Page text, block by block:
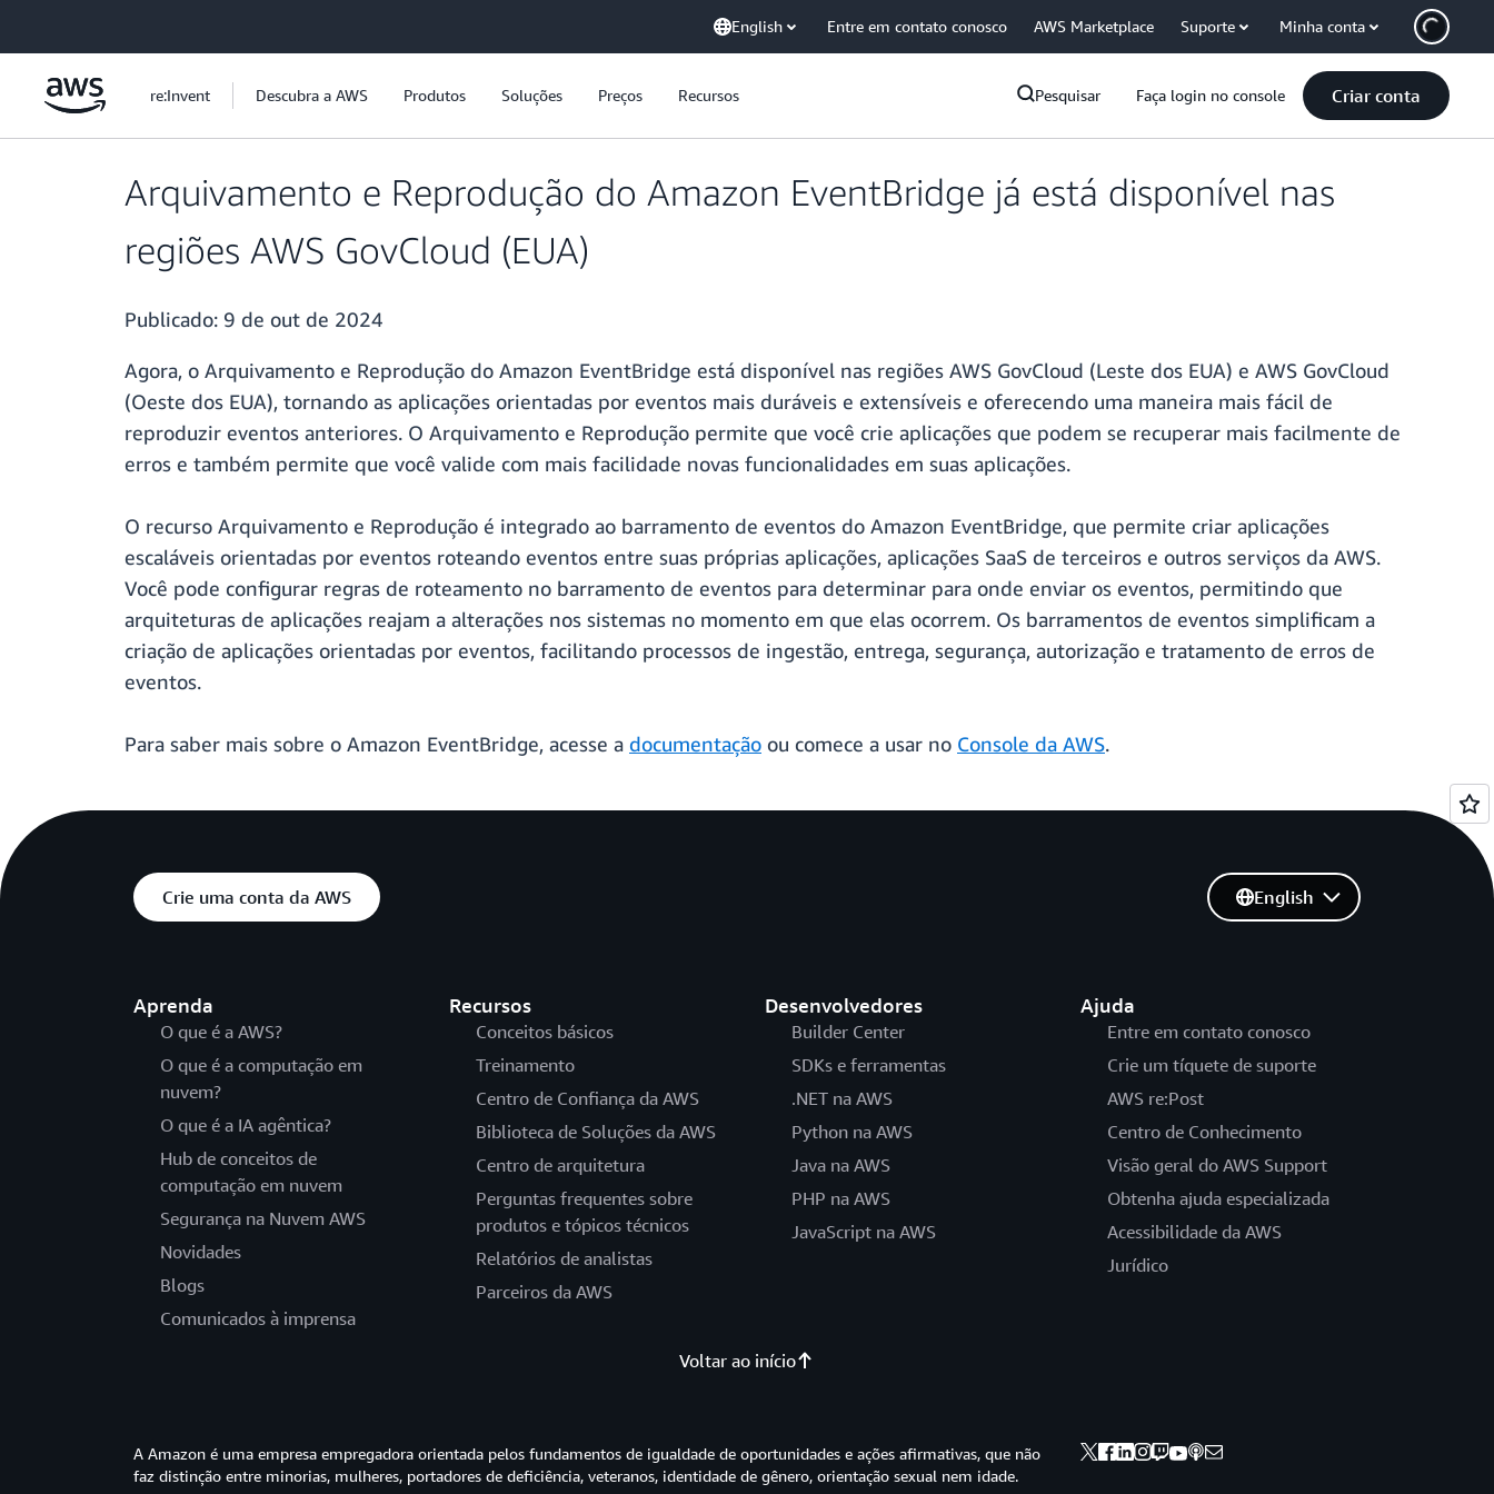
English Entre em contato conosco AWS Marketplace Suporte Minha conta
re:Invent Descubra a AWS Produtos Soluções Preços Recursos Pesquisar Faça login no console Criar conta
Arquivamento e Reprodução do Amazon EventBridge já está disponível nas
regiões AWS GovCloud (EUA)
Publicado: 9 de out de 2024
Agora, o Arquivamento e Reprodução do Amazon EventBridge está disponível nas regiões AWS GovCloud (Leste dos EUA) e AWS GovCloud
(Oeste dos EUA), tornando as aplicações orientadas por eventos mais duráveis e extensíveis e oferecendo uma maneira mais fácil de
reproduzir eventos anteriores. O Arquivamento e Reprodução permite que você crie aplicações que podem se recuperar mais facilmente de
erros e também permite que você valide com mais facilidade novas funcionalidades em suas aplicações.
O recurso Arquivamento e Reprodução é integrado ao barramento de eventos do Amazon EventBridge, que permite criar aplicações
escaláveis ​​orientadas por eventos roteando eventos entre suas próprias aplicações, aplicações SaaS de terceiros e outros serviços da AWS.
Você pode configurar regras de roteamento no barramento de eventos para determinar para onde enviar os eventos, permitindo que
arquiteturas de aplicações reajam a alterações nos sistemas no momento em que elas ocorrem. Os barramentos de eventos simplificam a
criação de aplicações orientadas por eventos, facilitando processos de ingestão, entrega, segurança, autorização e tratamento de erros de
eventos.
Para saber mais sobre o Amazon EventBridge, acesse a documentação ou comece a usar no Console da AWS.
Crie uma conta da AWS
Aprenda
O que é a AWS?
O que é a computação em
nuvem?
O que é a IA agêntica?
Hub de conceitos de
computação em nuvem
Segurança na Nuvem AWS
Novidades
Blogs
Comunicados à imprensa
Recursos
Conceitos básicos
Treinamento
Centro de Confiança da AWS
Biblioteca de Soluções da AWS
Centro de arquitetura
Perguntas frequentes sobre
produtos e tópicos técnicos
Relatórios de analistas
Parceiros da AWS
Desenvolvedores
Builder Center
SDKs e ferramentas
.NET na AWS
Python na AWS
Java na AWS
PHP na AWS
JavaScript na AWS
Ajuda
Entre em contato conosco
Crie um tíquete de suporte
AWS re:Post
Centro de Conhecimento
Visão geral do AWS Support
Obtenha ajuda especializada
Acessibilidade da AWS
Jurídico
English
Voltar ao início
A Amazon é uma empresa empregadora orientada pelos fundamentos de igualdade de oportunidades e ações afirmativas, que não
faz distinção entre minorias, mulheres, portadores de deficiência, veteranos, identidade de gênero, orientação sexual nem idade.